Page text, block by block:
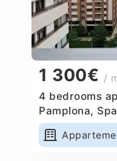
1 300€ /
4 bedrooms
Pamplona,